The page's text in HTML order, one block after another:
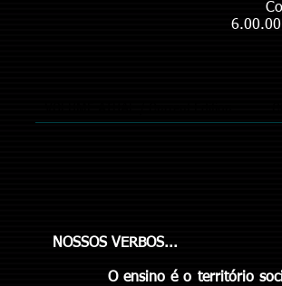
NOSSOS
O ensino é o território